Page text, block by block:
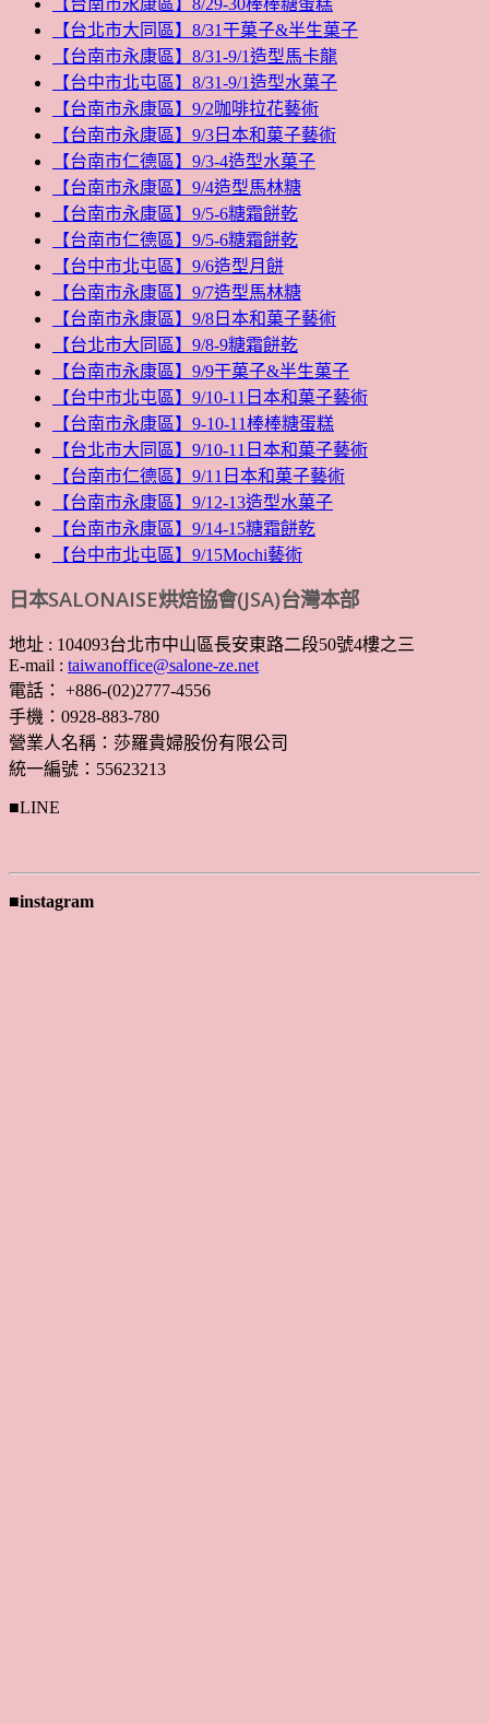
【台南市永康區】8/29-30棒棒糖蛋糕
【台北市大同區】8/31干菓子&半生菓子
【台南市永康區】8/31-9/1造型馬卡龍
【台中市北屯區】8/31-9/1造型水菓子
【台南市永康區】9/2咖啡拉花藝術
【台南市永康區】9/3日本和菓子藝術
【台南市仁德區】9/3-4造型水菓子
【台南市永康區】9/4造型馬林糖
【台南市永康區】9/5-6糖霜餅乾
【台南市仁德區】9/5-6糖霜餅乾
【台中市北屯區】9/6造型月餅
【台南市永康區】9/7造型馬林糖
【台南市永康區】9/8日本和菓子藝術
【台北市大同區】9/8-9糖霜餅乾
【台南市永康區】9/9干菓子&半生菓子
【台中市北屯區】9/10-11日本和菓子藝術
【台南市永康區】9-10-11棒棒糖蛋糕
【台北市大同區】9/10-11日本和菓子藝術
【台南市仁德區】9/11日本和菓子藝術
【台南市永康區】9/12-13造型水菓子
【台南市永康區】9/14-15糖霜餅乾
【台中市北屯區】9/15Mochi藝術
日本SALONAISE烘焙協會(JSA)台灣本部
地址 : 104093台北市中山區長安東路二段50號4樓之三
E-mail : taiwanoffice@salone-ze.net
電話： +886-(02)2777-4556
手機：0928-883-780
營業人名稱：莎羅貴婦股份有限公司
統一編號：55623213
■LINE
■instagram